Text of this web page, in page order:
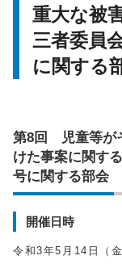
重大な被
三者委員
に関する
第8回 児童等が
けた事案に関す
号に関する部会
開催日時
令和3年5月14日（